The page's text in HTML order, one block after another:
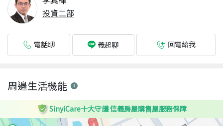
投資二部
電話聊 義起聊 回電給我
周邊生活機能
SinyiCare十大守護 信義房屋購售屋服務保障